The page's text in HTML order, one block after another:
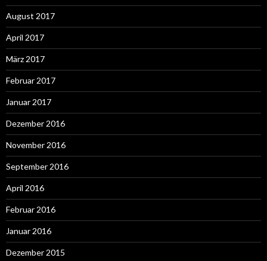
August 2017
April 2017
März 2017
Februar 2017
Januar 2017
Dezember 2016
November 2016
September 2016
April 2016
Februar 2016
Januar 2016
Dezember 2015